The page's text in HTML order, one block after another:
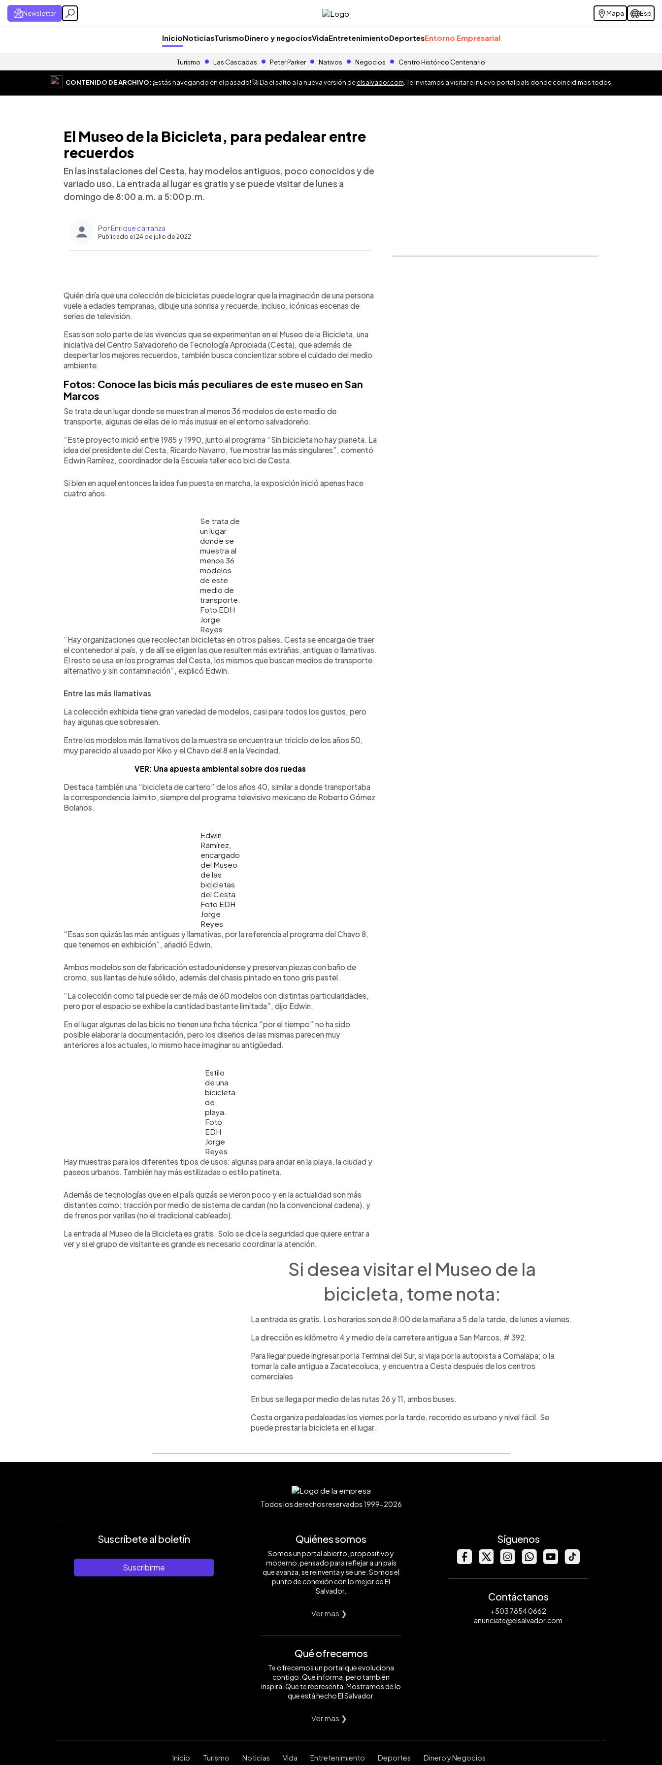
Newsletter Mapa Esp
InicioNoticiasTurismoDinero y negociosVidaEntretenimientoDeportesEntorno Empresarial
Turismo Las Cascadas Peter Parker Nativos Negocios Centro Histórico Centenario
CONTENIDO DE ARCHIVO:¡Estás navegando en el pasado! 🚀 Da el salto a la nueva versión deelsalvador.com . Te invitamos a visitar el nuevo portal país donde coincidimos todos.
El Museo de la Bicicleta, para pedalear entre
recuerdos
En las instalaciones del Cesta, hay modelos antiguos, poco conocidos y de
variado uso. La entrada al lugar es gratis y se puede visitar de lunes a
domingo de 8:00 a.m. a 5:00 p.m.
PorEnrique carranza
Publicado el 24 de julio de 2022
► Escuchar artículo
Quién diría que una colección de bicicletas puede lograr que la imaginación de una persona
vuele a edades tempranas, dibuje una sonrisa y recuerde, incluso, icónicas escenas de
series de televisión.
Esas son solo parte de las vivencias que se experimentan en el Museo de la Bicicleta, una
iniciativa del Centro Salvadoreño de Tecnología Apropiada (Cesta), que además de
despertar los mejores recuerdos, también busca concientizar sobre el cuidado del medio
ambiente.
Fotos: Conoce las bicis más peculiares de este museo en San
Marcos
Se trata de un lugar donde se muestran al menos 36 modelos de este medio de
transporte, algunas de ellas de lo más inusual en el entorno salvadoreño.
“Este proyecto inició entre 1985 y 1990, junto al programa “Sin bicicleta no hay planeta. La
idea del presidente del Cesta, Ricardo Navarro, fue mostrar las más singulares”, comentó
Edwin Ramírez, coordinador de la Escuela taller eco bici de Cesta.
Si bien en aquel entonces la idea fue puesta en marcha, la exposición inició apenas hace
cuatro años.
Se trata de
un lugar
donde se
muestra al
menos 36
modelos
de este
medio de
transporte.
Foto EDH
Jorge
Reyes
“Hay organizaciones que recolectan bicicletas en otros países. Cesta se encarga de traer
el contenedor al país, y de allí se eligen las que resulten más extrañas, antiguas o llamativas.
El resto se usa en los programas del Cesta, los mismos que buscan medios de transporte
alternativo y sin contaminación”, explicó Edwin.
Entre las más llamativas
La colección exhibida tiene gran variedad de modelos, casi para todos los gustos, pero
hay algunas que sobresalen.
Entre los modelos más llamativos de la muestra se encuentra un triciclo de los años 50,
muy parecido al usado por Kiko y el Chavo del 8 en la Vecindad.
VER: Una apuesta ambiental sobre dos ruedas
Destaca también una “bicicleta de cartero” de los años 40, similar a donde transportaba
la correspondencia Jaimito, siempre del programa televisivo mexicano de Roberto Gómez
Bolaños.
Edwin
Ramírez,
encargado
del Museo
de las
bicicletas
del Cesta.
Foto EDH
Jorge
Reyes
“Esas son quizás las más antiguas y llamativas, por la referencia al programa del Chavo 8,
que tenemos en exhibición”, añadió Edwin.
Ambos modelos son de fabricación estadounidense y preservan piezas con baño de
cromo, sus llantas de hule sólido, además del chasis pintado en tono gris pastel.
“La colección como tal puede ser de más de 60 modelos con distintas particularidades,
pero por el espacio se exhibe la cantidad bastante limitada”, dijo Edwin.
En el lugar algunas de las bicis no tienen una ficha técnica “por el tiempo” no ha sido
posible elaborar la documentación, pero los diseños de las mismas parecen muy
anteriores a los actuales, lo mismo hace imaginar su antigüedad.
Estilo
de una
bicicleta
de
playa.
Foto
EDH
Jorge
Reyes
Hay muestras para los diferentes tipos de usos: algunas para andar en la playa, la ciudad y
paseos urbanos. También hay más estilizadas o estilo patineta.
Además de tecnologías que en el país quizás se vieron poco y en la actualidad son más
distantes como: tracción por medio de sistema de cardan (no la convencional cadena), y
de frenos por varillas (no el tradicional cableado).
La entrada al Museo de la Bicicleta es gratis. Solo se dice la seguridad que quiere entrar a
ver y si el grupo de visitante es grande es necesario coordinar la atención.
Si desea visitar el Museo de la
bicicleta, tome nota:
La entrada es gratis. Los horarios son de 8:00 de la mañana a 5 de la tarde, de lunes a viernes.
La dirección es kilómetro 4 y medio de la carretera antigua a San Marcos, # 392.
Para llegar puede ingresar por la Terminal del Sur, si viaja por la autopista a Comalapa; o la
tomar la calle antigua a Zacatecoluca, y encuentra a Cesta después de los centros
comerciales
En bus se llega por medio de las rutas 26 y 11, ambos buses.
Cesta organiza pedaleadas los viernes por la tarde, recorrido es urbano y nivel fácil. Se
puede prestar la bicicleta en el lugar.
Todos los derechos reservados 1999-2026
Suscríbete al boletín
Suscribirme
Quiénes somos
Somos un portal abierto, propositivo y
moderno, pensado para reflejar a un país
que avanza, se reinventa y se une. Somos el
punto de conexión con lo mejor de El
Salvador.
Ver mas ❯
Qué ofrecemos
Te ofrecemos un portal que evoluciona
contigo. Que informa, pero también
inspira. Que te representa. Mostramos de lo
que está hecho El Salvador.
Ver mas ❯
Síguenos
Contáctanos
+503 7854 0662
anunciate@elsalvador.com
Inicio Turismo Noticias Vida Entretenimiento Deportes Dinero y Negocios